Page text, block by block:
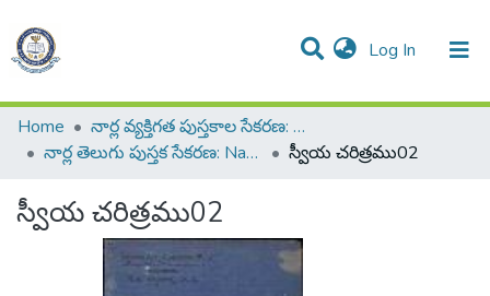
Log In (current)
Resources
Statistics
All of DSpace
Home
నార్ల వ్యక్తిగత పుస్తకాల సేకరణ: Narla Personal Collection of Books
నార్ల తెలుగు పుస్తక సేకరణ: Narla Telugu Book Collection
స్వీయ చరిత్రము02
స్వీయ చరిత్రము02